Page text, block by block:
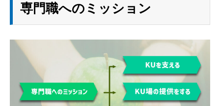
専門職へのミッション